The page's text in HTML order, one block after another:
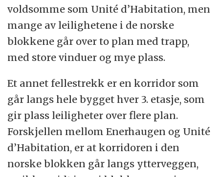
voldsomme som Unité d’Habitation, men
mange av leilighetene i de norske
blokkene går over to plan med trapp,
med store vinduer og mye plass.
Et annet fellestrekk er en korridor som
går langs hele bygget hver 3. etasje, som
gir plass leiligheter over flere plan.
Forskjellen mellom Enerhaugen og Unité
d’Habitation, er at korridoren i den
norske blokken går langs ytterveggen,